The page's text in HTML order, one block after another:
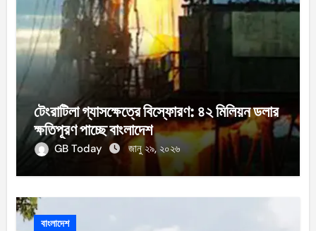
টেংরাটিলা গ্যাসক্ষেত্রে বিস্ফোরণ: ৪২ মিলিয়ন ডলার
ক্ষতিপূরণ পাচ্ছে বাংলাদেশ
GB Today জানু ২৯, ২০২৬
বাংলাদেশ